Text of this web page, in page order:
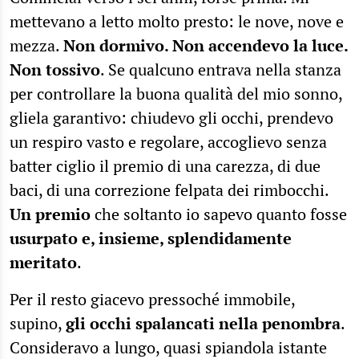
mettevano a letto molto presto: le nove, nove e
mezza.Non dormivo. Non accendevo la luce.
Non tossivo. Se qualcuno entrava nella stanza
per controllare la buona qualità del mio sonno,
gliela garantivo: chiudevo gli occhi, prendevo
un respiro vasto e regolare, accoglievo senza
batter ciglio il premio di una carezza, di due
baci, di una correzione felpata dei rimbocchi.
Un premioche soltanto io sapevo quanto fosse
usurpato e, insieme, splendidamente
meritato.
Per il resto giacevo pressoché immobile,
supino,gli occhi spalancati nella penombra.
Consideravo a lungo, quasi spiandola istante